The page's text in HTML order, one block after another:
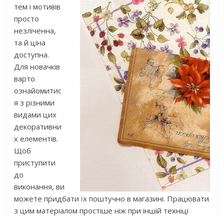
тем і мотивів
просто
незліченна,
та й ціна
доступна.
Для новачків
варто
ознайомитис
я з різними
видами цих
декоративни
х елементів.
Щоб
приступити
до
виконання, ви
можете придбати їх поштучно в магазині. Працювати
з цим матеріалом простіше ніж при іншій техніці